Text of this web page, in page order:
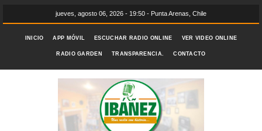
jueves, agosto 06, 2026 - 19:50 - Punta Arenas, Chile
INICIO APP MÓVIL ESCUCHAR RADIO ONLINE VER VIDEO ONLINE
RADIO GARDEN TRANSPARENCIA. CONTACTO